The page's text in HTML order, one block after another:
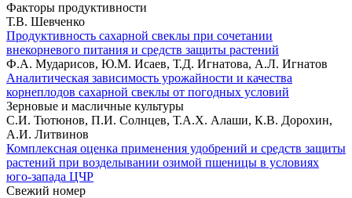
Факторы продуктивности
Т.В. Шевченко
Продуктивность сахарной свеклы при сочетании
внекорневого питания и средств защиты растений
Ф.А. Мударисов, Ю.М. Исаев, Т.Д. Игнатова, А.Л. Игнатов
Аналитическая зависимость урожайности и качества
корнеплодов сахарной свеклы от погодных условий
Зерновые и масличные культуры
С.И. Тютюнов, П.И. Солнцев, Т.А.Х. Алаши, К.В. Дорохин,
А.И. Литвинов
Комплексная оценка применения удобрений и средств защиты
растений при возделывании озимой пшеницы в условиях
юго-запада ЦЧР
Свежий номер